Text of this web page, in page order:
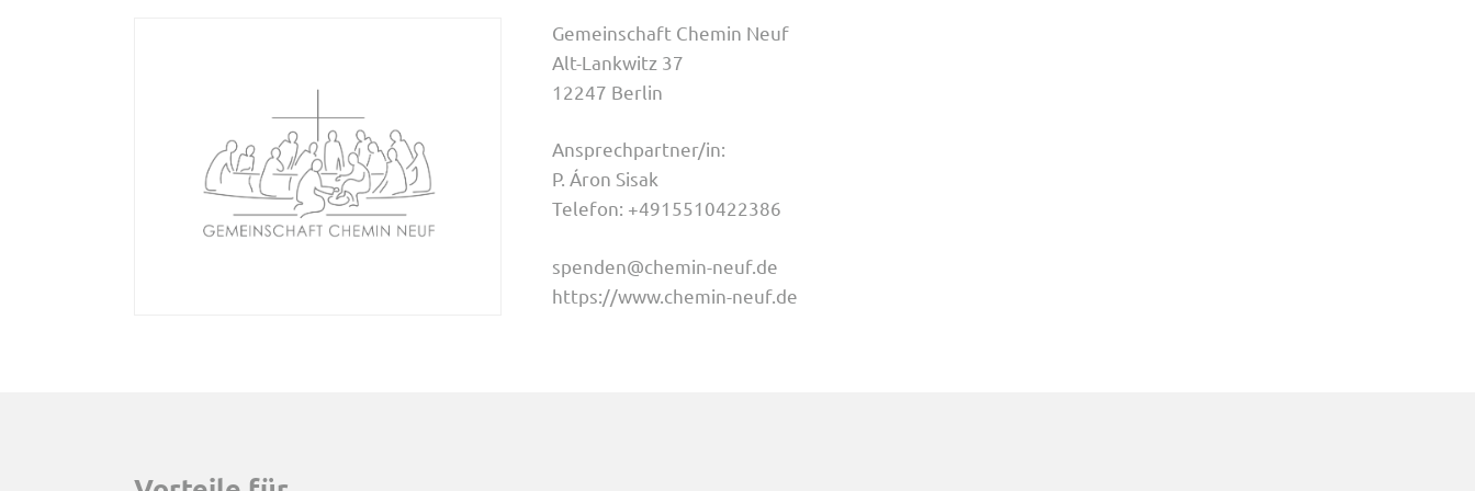
Gemeinschaft Chemin Neuf
Alt-Lankwitz 37
12247 Berlin
Ansprechpartner/in:
P. Áron Sisak
Telefon: +4915510422386
spenden@chemin-neuf.de
https://www.chemin-neuf.de